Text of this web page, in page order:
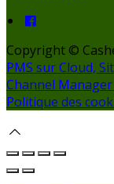
Copyright ©
PMS sur Cloud,
Channel
Politique des